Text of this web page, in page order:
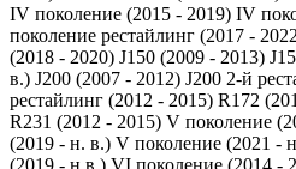
IV поколение (2015 - 2019) IV
поколение рестайлинг (2017 -
(2018 - 2020) J150 (2009 - 2013)
в.) J200 (2007 - 2012) J200 2-й
рестайлинг (2012 - 2015) R172
R231 (2012 - 2015) V поколение
(2019 - н. в.) V поколение (2021 -
(2019 - н.в.) VI поколение (2014 -